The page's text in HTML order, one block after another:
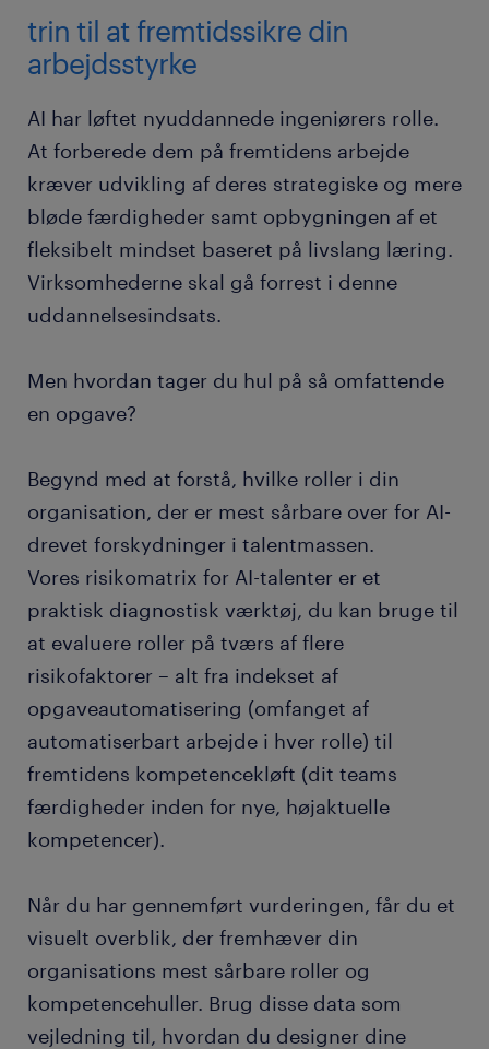
trin til at fremtidssikre din
arbejdsstyrke
AI har løftet nyuddannede ingeniørers rolle.
At forberede dem på fremtidens arbejde
kræver udvikling af deres strategiske og mere
bløde færdigheder samt opbygningen af et
fleksibelt mindset baseret på livslang læring.
Virksomhederne skal gå forrest i denne
uddannelsesindsats.
Men hvordan tager du hul på så omfattende
en opgave?
Begynd med at forstå, hvilke roller i din
organisation, der er mest sårbare over for AI-
drevet forskydninger i talentmassen.
Vores risikomatrix for AI-talenter er et
praktisk diagnostisk værktøj, du kan bruge til
at evaluere roller på tværs af flere
risikofaktorer – alt fra indekset af
opgaveautomatisering (omfanget af
automatiserbart arbejde i hver rolle) til
fremtidens kompetencekløft (dit teams
færdigheder inden for nye, højaktuelle
kompetencer).
Når du har gennemført vurderingen, får du et
visuelt overblik, der fremhæver din
organisations mest sårbare roller og
kompetencehuller. Brug disse data som
vejledning til, hvordan du designer dine